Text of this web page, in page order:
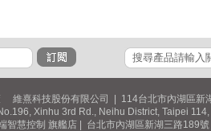
維熹科技股份有限公司 | 114台北市內湖區新
Xinhu 3rd Rd., Neihu District, Taipei
智慧控制 旗艦店 | 台北市內湖區新湖三路189